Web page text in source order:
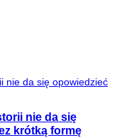
nie da się
krótką formę